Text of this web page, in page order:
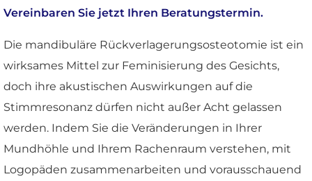
Vereinbaren Sie jetzt Ihren Beratungstermin.
Die mandibuläre Rückverlagerungsosteotomie ist ein
wirksames Mittel zur Feminisierung des Gesichts,
doch ihre akustischen Auswirkungen auf die
Stimmresonanz dürfen nicht außer Acht gelassen
werden. Indem Sie die Veränderungen in Ihrer
Mundhöhle und Ihrem Rachenraum verstehen, mit
Logopäden zusammenarbeiten und vorausschauend